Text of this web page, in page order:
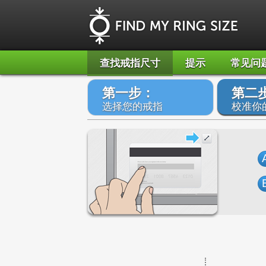
查找戒指尺寸 提示 常见问
第一步：
选择您的戒指
第二
校准你